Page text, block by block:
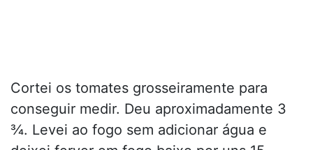
Cortei os tomates grosseiramente para
conseguir medir. Deu aproximadamente 3
¾. Levei ao fogo sem adicionar água e